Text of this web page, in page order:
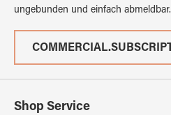
ungebunden und einfach abmeldbar.
Shop Service